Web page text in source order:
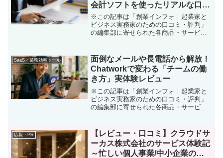
会計ソフトを使ったリアルな口コ
ミ徹底レビュー
※この記事は「創業インフォ｜起業家と
ビジネス実務家のための口コミ・評判」
の編集部に寄せられた各商品・サービス
されるのが「会計管理」。領収書の山、
経費精算、請求書発行、税...
SaaS／業務効率ツール
面倒なメールや長電話から解放！
Chatworkで変わる「チームの働
き方」実体験レビュー
※この記事は「創業インフォ｜起業家と
ビジネス実務家のための口コミ・評判」
の編集部に寄せられた各商品・サービス
Chatworkを選んだ理由とリアルな感想ビ
ジネスの現場...
広報・PR
【レビュー・口コミ】クラウドサ
ーカス株式会社のサービス体験記
～忙しい個人事業/中小企業の集